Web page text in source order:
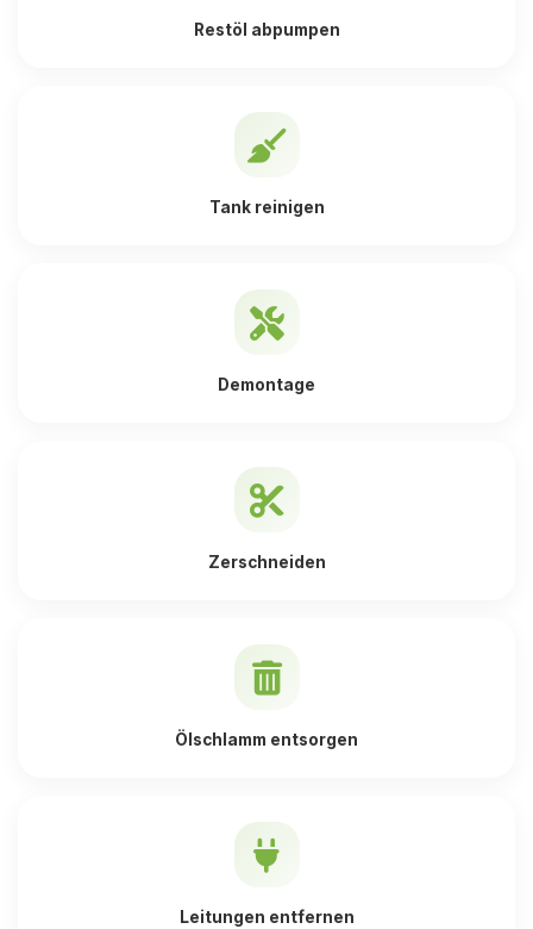
Restöl abpumpen
Tank reinigen
Demontage
Zerschneiden
Ölschlamm entsorgen
Leitungen entfernen